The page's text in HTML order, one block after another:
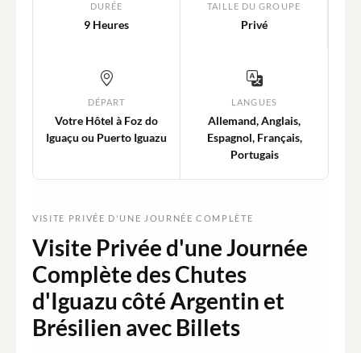
DURÉE
9 Heures
TAILLE DU GROUPE
Privé
DÉPART
Votre Hôtel à Foz do
Iguaçu ou Puerto Iguazu
LANGUES
Allemand, Anglais,
Espagnol, Français,
Portugais
VISITE PRIVÉE D'UNE JOURNÉE COMPLÈTE
Visite Privée d'une Journée
Complète des Chutes
d'Iguazu côté Argentin et
Brésilien avec Billets